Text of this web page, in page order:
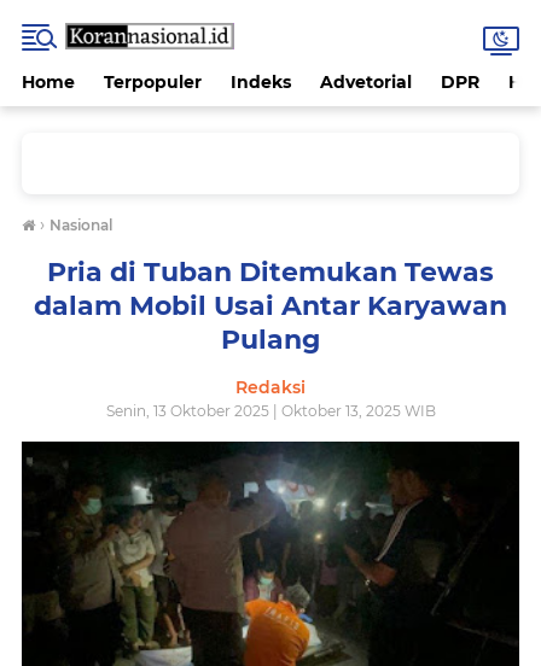
Home Terpopuler Indeks Advetorial DPR
› Nasional
Pria di Tuban Ditemukan Tewas
dalam Mobil Usai Antar Karyawan
Pulang
Redaksi
Senin, 13 Oktober 2025 | Oktober 13, 2025 WIB